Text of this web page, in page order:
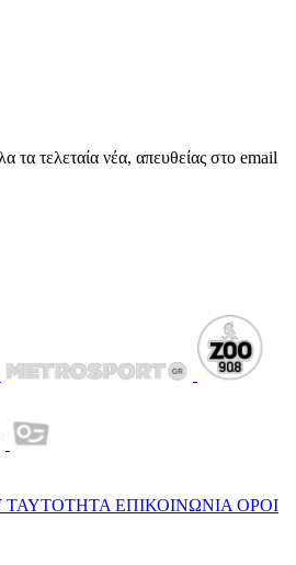
τα τελεταία νέα, απευθείας στο email
ΤΑΥΤΟΤΗΤΑ ΕΠΙΚΟΙΝΩΝΙΑ ΟΡΟΙ